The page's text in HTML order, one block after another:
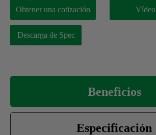
Obtener una cotización Vídeo
Descarga de Spec
Beneficios
Especificación